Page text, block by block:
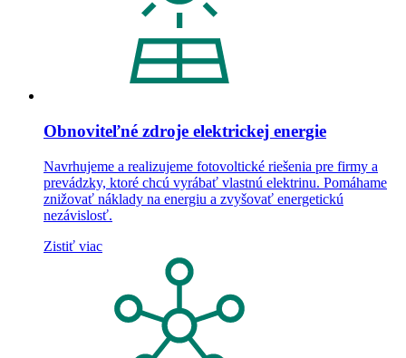
Obnoviteľné zdroje elektrickej energie
Navrhujeme a realizujeme fotovoltické riešenia pre firmy a
prevádzky, ktoré chcú vyrábať vlastnú elektrinu. Pomáhame
znižovať náklady na energiu a zvyšovať energetickú
nezávislosť.
Zistiť viac